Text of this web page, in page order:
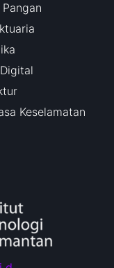
Keselamatan